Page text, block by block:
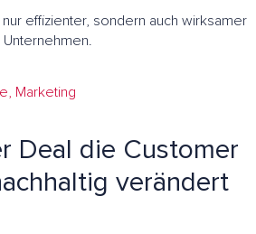
effizienter, sondern auch wirksamer
Marketing
Deal die Customer
verändert